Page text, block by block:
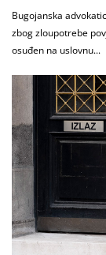
Bugojanska
zbog zloupotrebe
osuđen na uslovnu...